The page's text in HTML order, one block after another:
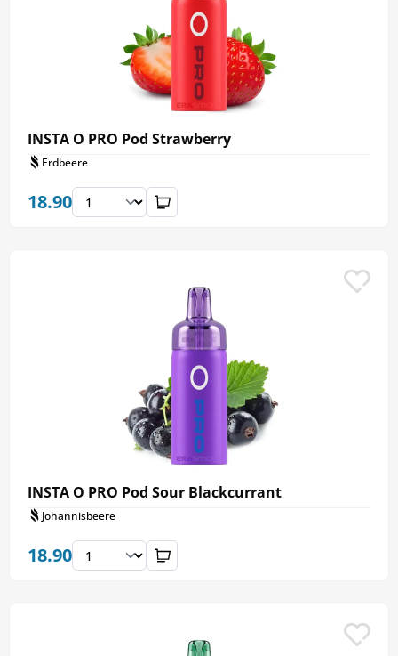
INSTA O PRO Pod Strawberry
Erdbeere
18.90
INSTA O PRO Pod Sour Blackcurrant
Johannisbeere
18.90